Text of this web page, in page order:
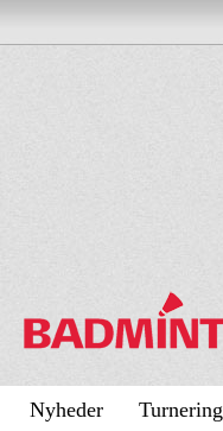
Nyheder Turnering